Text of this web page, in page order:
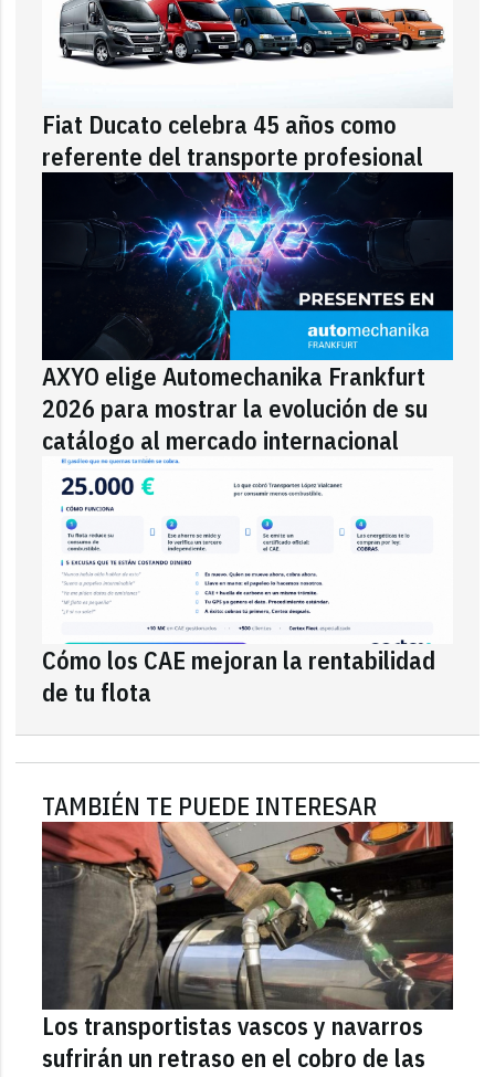
Fiat Ducato celebra 45 años como
referente del transporte profesional
AXYO elige Automechanika Frankfurt
2026 para mostrar la evolución de su
catálogo al mercado internacional
Cómo los CAE mejoran la rentabilidad
de tu flota
TAMBIÉN TE PUEDE INTERESAR
Los transportistas vascos y navarros
sufrirán un retraso en el cobro de las